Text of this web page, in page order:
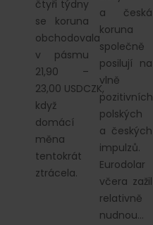
čtyři týdny
se koruna
obchodovala
v pásmu
21,90 –
23,00 USDCZK,
když
domácí
měna
tentokrát
ztrácela.
a česká
koruna
společně
posilují na
vlně
pozitivních
polských
a českých
impulzů.
Eurodolar
včera zažil
relativně
nudnou…